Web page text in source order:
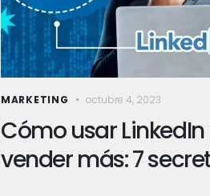
MARKETING octubre 4, 2023
Cómo usar
vender más: 7